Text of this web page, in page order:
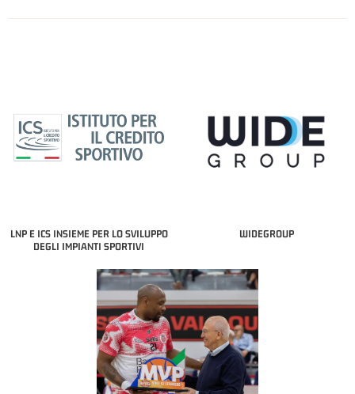
LNP E ICS INSIEME PER LO SVILUPPO
DEGLI IMPIANTI SPORTIVI
WIDEGROUP